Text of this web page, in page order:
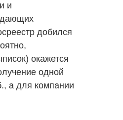
и
добился
окажется
одной
а для компании